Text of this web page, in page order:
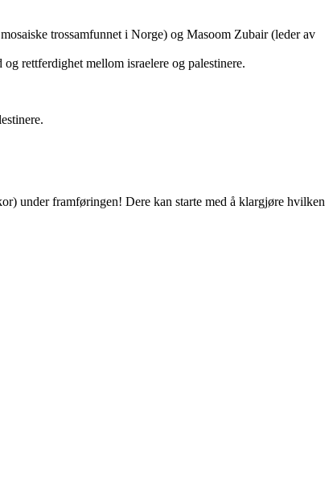
trossamfunnet i Norge) og Masoom Zubair (leder av
rettferdighet mellom israelere og palestinere.
under framføringen! Dere kan starte med å klargjøre hvilken